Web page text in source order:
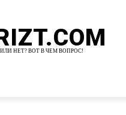
НЕТ? ВОТ В ЧЕМ ВОПРОС!